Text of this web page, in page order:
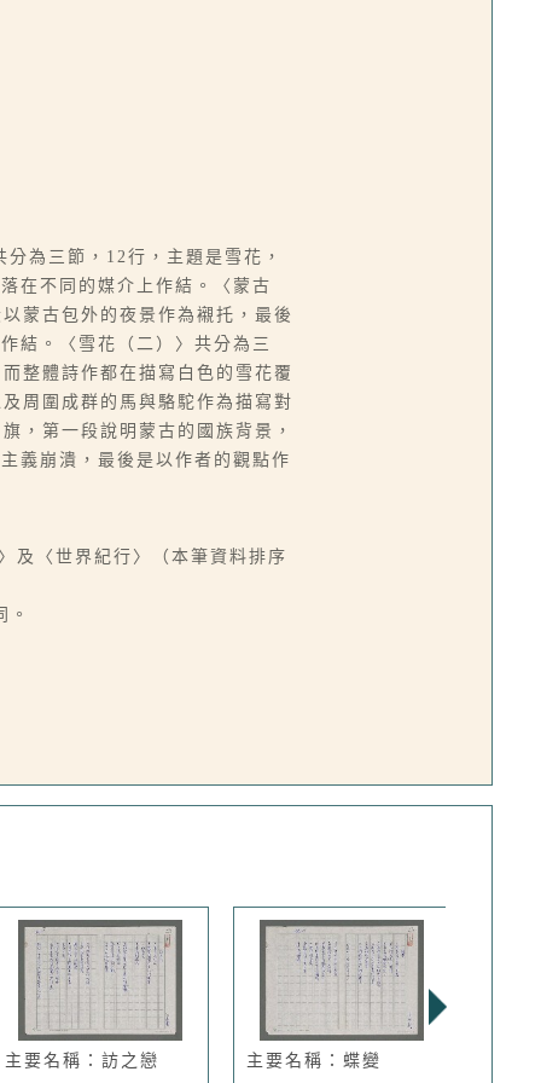
為三節，12行，主題是雪花，
在不同的媒介上作結。〈蒙古
蒙古包外的夜景作為襯托，最後
結。〈雪花（二）〉共分為三
整體詩作都在描寫白色的雪花覆
周圍成群的馬與駱駝作為描寫對
，第一段說明蒙古的國族背景，
義崩潰，最後是以作者的觀點作
及〈世界紀行〉（本筆資料排序
主要名稱：訪之戀 主要名稱：蝶變